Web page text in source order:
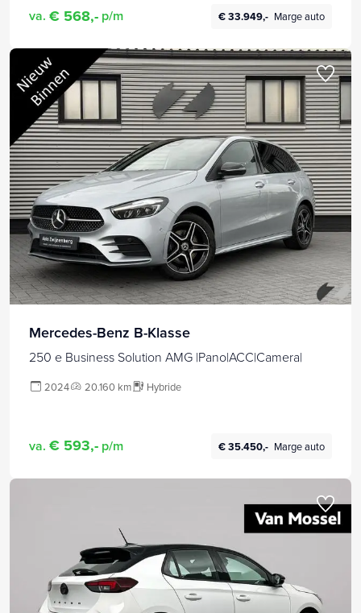
va. € 568,- p/m € 33.949,- Marge auto
Mercedes-Benz B-Klasse
250 e Business Solution AMG |Pano|ACC|Camera|
2024 20.160 km Hybride
va. € 593,- p/m € 35.450,- Marge auto